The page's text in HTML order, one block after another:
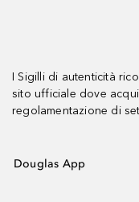
I Sigilli di autenticità
sito ufficiale dove
regolamentazione di
Douglas App